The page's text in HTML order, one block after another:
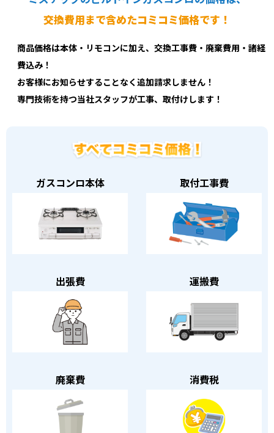
交換費用まで含めたコミコミ価格です！
商品価格は本体・リモコンに加え、交換工事費・廃棄費用・諸経
費込み！
お客様にお知らせすることなく追加請求しません！
専門技術を持つ当社スタッフが工事、取付けします！
ガスコンロ本体 取付工事費
出張費 運搬費
廃棄費 消費税